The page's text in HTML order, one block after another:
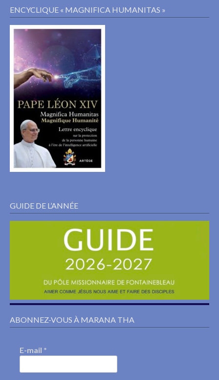
ENCYCLIQUE « MAGNIFICA HUMANITAS »
GUIDE DE L’ANNÉE
ABONNEZ-VOUS À MARANA THA
E-mail *